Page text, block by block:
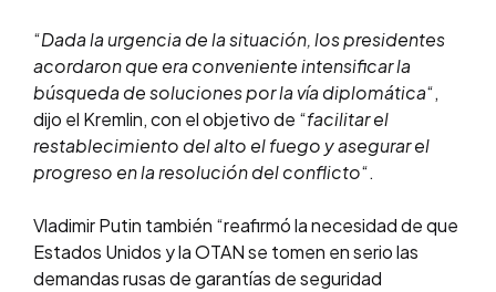
“Dada la urgencia de la situación, los presidentes
acordaron que era conveniente intensificar la
búsqueda de soluciones por la vía diplomática“,
dijo el Kremlin, con el objetivo de “facilitar el
restablecimiento del alto el fuego y asegurar el
progreso en la resolución del conflicto“.
Vladimir Putin también “reafirmó la necesidad de que
Estados Unidos y la OTAN se tomen en serio las
demandas rusas de garantías de seguridad